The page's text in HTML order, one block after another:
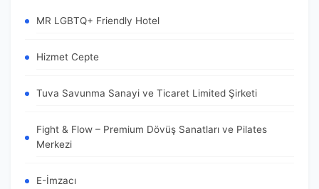
MR LGBTQ+ Friendly Hotel
Hizmet Cepte
Tuva Savunma Sanayi ve Ticaret Limited Şirketi
Fight & Flow – Premium Dövüş Sanatları ve Pilates
Merkezi
E-İmzacı